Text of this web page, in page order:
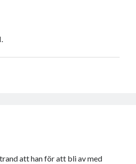
att han för att bli av med